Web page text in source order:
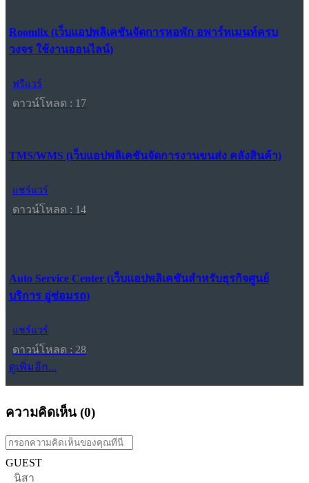
Roomlix (เว็บแอปพลิเคชันจัดการหอพัก อพาร์ทเมนท์ครบ
วงจร ใช้งานออนไลน์)
ฟรีแวร์
ดาวน์โหลด : 17
TMS/WMS (เว็บแอปพลิเคชันจัดการงานขนส่ง คลังสินค้า)
แชร์แวร์
ดาวน์โหลด : 14
Auto Service Center (เว็บแอปพลิเคชันสำหรับธุรกิจศูนย์
บริการ อู่ซ่อมรถ)
แชร์แวร์
ดาวน์โหลด : 28
ดูเพิ่มอีก...
ความคิดเห็น (0)
GUEST
นิสา